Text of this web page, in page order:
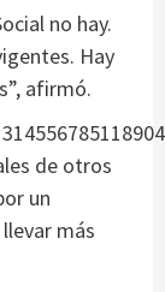
no hay.
Hay
afirmó.
de otros
un
más